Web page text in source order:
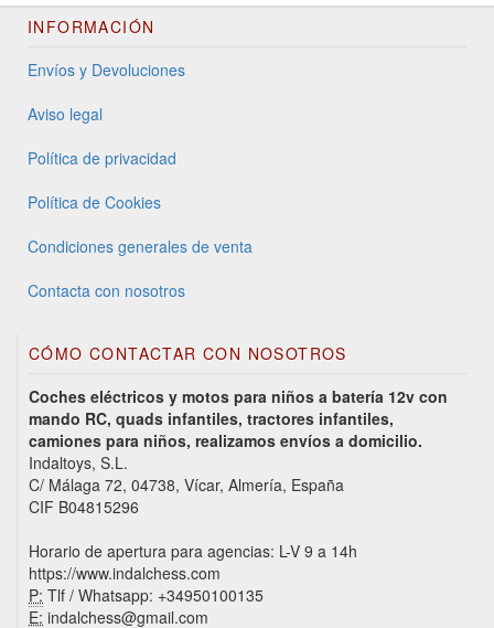
INFORMACIÓN
Envíos y Devoluciones
Aviso legal
Política de privacidad
Política de Cookies
Condiciones generales de venta
Contacta con nosotros
CÓMO CONTACTAR CON NOSOTROS
Coches eléctricos y motos para niños a batería 12v con
mando RC, quads infantiles, tractores infantiles,
camiones para niños, realizamos envíos a domicilio.
Indaltoys, S.L.
C/ Málaga 72, 04738, Vícar, Almería, España
CIF B04815296
Horario de apertura para agencias: L-V 9 a 14h
https://www.indalchess.com
P: Tlf / Whatsapp: +34950100135
E: indalchess@gmail.com